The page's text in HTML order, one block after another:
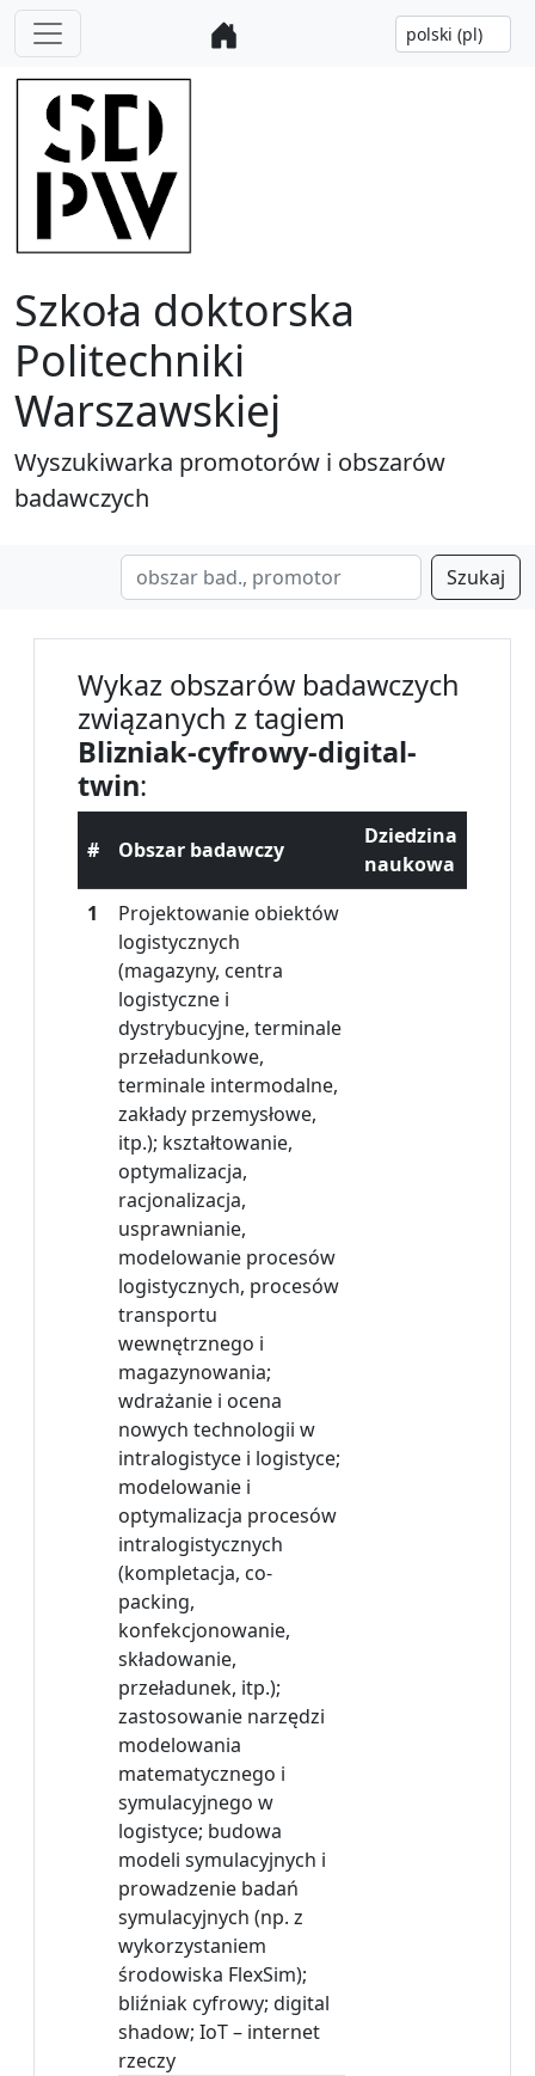
Szkoła doktorska
Politechniki
Warszawskiej
Wyszukiwarka promotorów i obszarów
badawczych
Szukaj
Wykaz obszarów badawczych
związanych z tagiem
Blizniak-cyfrowy-digital-
twin:
# Obszar badawczy
Dziedzina
naukowa
1
Projektowanie obiektów
logistycznych
(magazyny, centra
logistyczne i
dystrybucyjne, terminale
przeładunkowe,
terminale intermodalne,
zakłady przemysłowe,
itp.); kształtowanie,
optymalizacja,
racjonalizacja,
usprawnianie,
modelowanie procesów
logistycznych, procesów
transportu
wewnętrznego i
magazynowania;
wdrażanie i ocena
nowych technologii w
intralogistyce i logistyce;
modelowanie i
optymalizacja procesów
intralogistycznych
(kompletacja, co-
packing,
konfekcjonowanie,
składowanie,
przeładunek, itp.);
zastosowanie narzędzi
modelowania
matematycznego i
symulacyjnego w
logistyce; budowa
modeli symulacyjnych i
prowadzenie badań
symulacyjnych (np. z
wykorzystaniem
środowiska FlexSim);
bliźniak cyfrowy; digital
shadow; IoT – internet
rzeczy